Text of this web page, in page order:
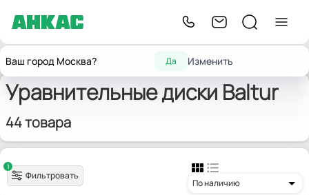
Ваш город Москва? Да Изменить
ГлавнаяЗапчасти для горелок Уравнительные диски
Уравнительные диски Baltur
44 товара
1
Фильтровать
По наличию